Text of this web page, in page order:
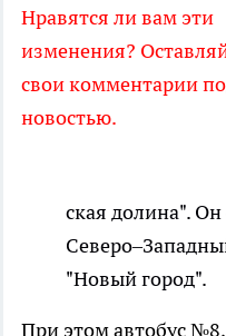
Нравятся ли вам эти
изменения?
свои комментарии
новостью.
ская долина".
"Новый город".
При этом автобус